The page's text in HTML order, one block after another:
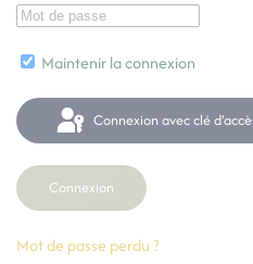
Maintenir la connexion
Connexion avec clé
Connexion
Mot de passe perdu ?